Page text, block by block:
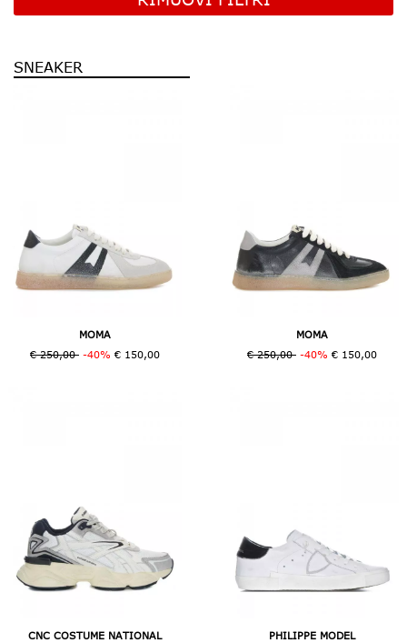
SNEAKER
MOMA
€ 250,00 -40% € 150,00
MOMA
€ 250,00 -40% € 150,00
CNC COSTUME NATIONAL
PHILIPPE MODEL